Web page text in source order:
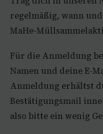
regelmäßig, wann
MaHe-
Für die Anmeldung
Namen und deine E-
Anmeldung erhältst
Bestätigungsmail
also bitte ein wenig